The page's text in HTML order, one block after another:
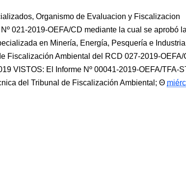
Organismo de Evaluacion y Fiscalizacion
021-2019-OEFA/CD mediante la cual se aprobó la
en Minería, Energía, Pesquería e Industria
Fiscalización Ambiental del RCD 027-2019-OEFA/
VISTOS: El Informe Nº 00041-2019-OEFA/TFA-
del Tribunal de Fiscalización Ambiental;